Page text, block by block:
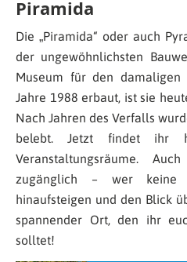
Piramida
Die „Piramida“ oder auch
der ungewöhnlichsten
Museum für den
Jahre 1988 erbaut, ist sie
Nach Jahren des Verfalls
belebt. Jetzt findet ihr
Veranstaltungsräume.
zugänglich – wer keine
hinaufsteigen und den Blick
spannender Ort, den ihr
solltet!